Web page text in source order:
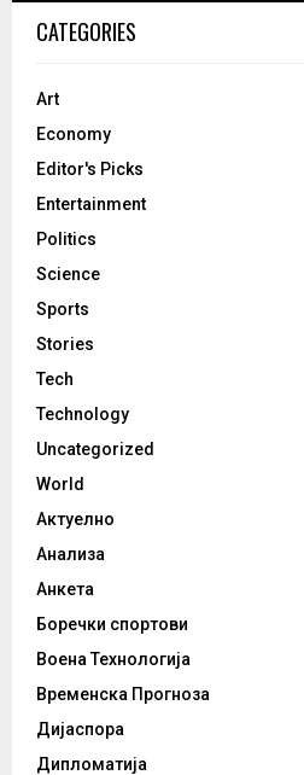
CATEGORIES
Art
Economy
Editor's Picks
Entertainment
Politics
Science
Sports
Stories
Tech
Technology
Uncategorized
World
Актуелно
Анализа
Анкета
Боречки спортови
Воена Технологија
Временска Прогноза
Дијаспора
Дипломатија